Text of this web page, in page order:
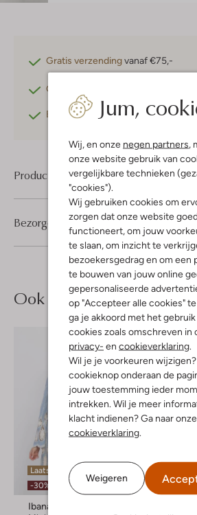
Jum,
Wij, en onze negen partners
onze website gebruik van
vergelijkbare technieken
"cookies").
Wij gebruiken cookies om
zorgen dat onze website
functioneert, om jouw
te slaan, om inzicht te
bezoekersgedrag en om een
te bouwen van jouw online
gepersonaliseerde
op "Accepteer alle cookies" te
ga je akkoord met het gebruik
cookies zoals omschreven in
privacy- en cookieverklaring
Wil je je voorkeuren
cookieknop onderaan de
jouw toestemming ieder
intrekken. Wil je meer
klacht indienen? Ga naar onze
cookieverklaring
Weigeren
Gratis verzendingvanaf €75,-
Gratis retourneren
Betaal achterafmet Klarna
Product informatie
Bezorgen & retourneren
Ook iets voor jou?
Laatste maten
-30%
Ibana
-40%